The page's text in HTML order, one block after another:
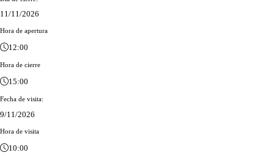
11/11/2026
Hora de apertura
12:00
Hora de cierre
15:00
Fecha de visita:
9/11/2026
Hora de visita
10:00